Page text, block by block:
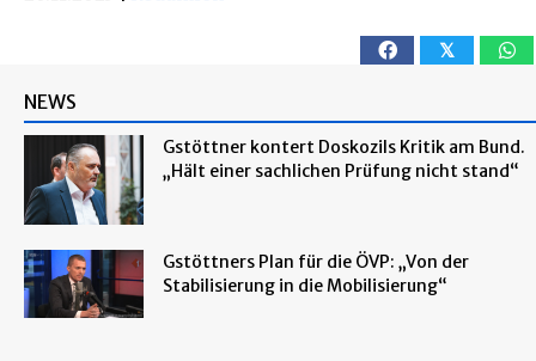
𝕏
NEWS
Gstöttner kontert Doskozils Kritik am Bund.
„Hält einer sachlichen Prüfung nicht stand“
Gstöttners Plan für die ÖVP: „Von der
Stabilisierung in die Mobilisierung“